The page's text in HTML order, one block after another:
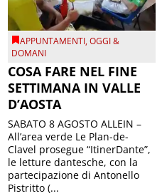
APPUNTAMENTI,OGGI &
DOMANI
COSA FARE NEL FINE
SETTIMANA IN VALLE
D’AOSTA
SABATO 8 AGOSTO ALLEIN –
All’area verde Le Plan-de-
Clavel prosegue “ItinerDante”,
le letture dantesche, con la
partecipazione di Antonello
Pistritto (...